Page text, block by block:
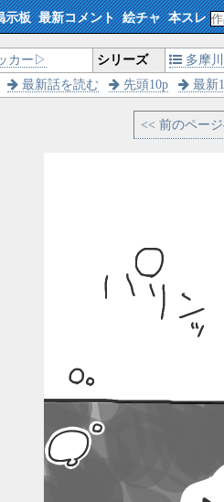
示板 最新コメント 絵チャ 本スレ
カー▷ シリーズ
多摩
最新話を読む 先頭10p 最新
<< 前のペー